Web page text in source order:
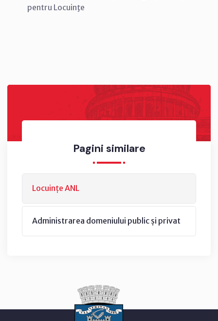
Pagini similare
Locuințe ANL
Administrarea domeniului public și privat
pentru Locuinţe